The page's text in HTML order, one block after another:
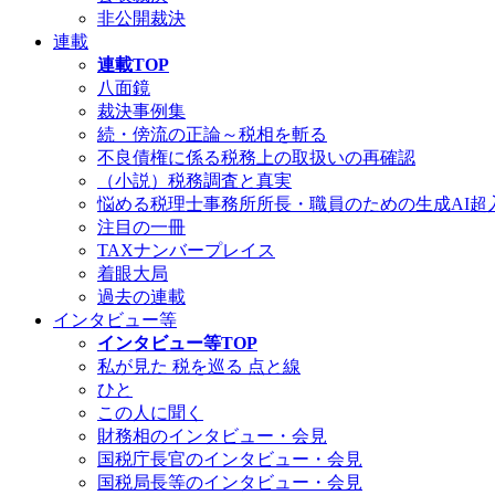
非公開裁決
連載
連載TOP
八面鏡
裁決事例集
続・傍流の正論～税相を斬る
不良債権に係る税務上の取扱いの再確認
（小説）税務調査と真実
悩める税理士事務所所長・職員のための生成AI超
注目の一冊
TAXナンバープレイス
着眼大局
過去の連載
インタビュー等
インタビュー等TOP
私が見た 税を巡る 点と線
ひと
この人に聞く
財務相のインタビュー・会見
国税庁長官のインタビュー・会見
国税局長等のインタビュー・会見